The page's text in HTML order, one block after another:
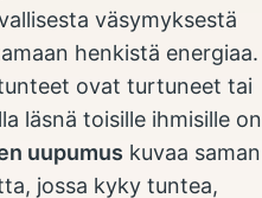
väsymyksestä
henkistä energiaa.
ovat turtuneet tai
läsnä toisille ihmisille on
uupumus kuvaa saman
jossa kyky tuntea,